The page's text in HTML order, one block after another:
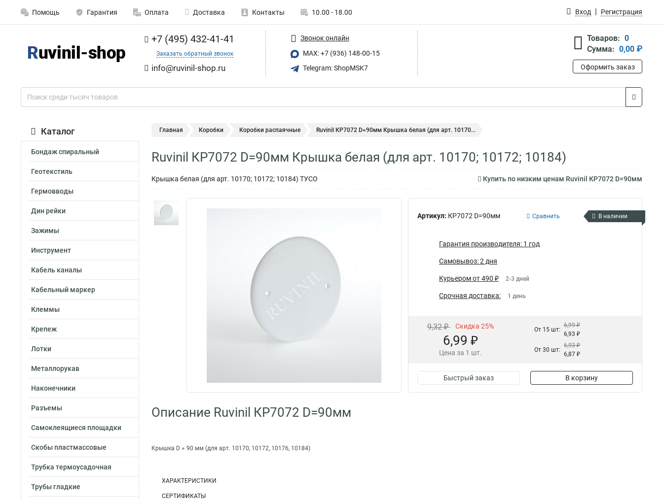
Помощь Гарантия Оплата Доставка Контакты 10.00 - 18.00 Вход Регистрация
+7 (495) 432-41-41
Заказать обратный звонок
info@ruvinil-shop.ru
Звонок онлайн
MAX: +7 (936) 148-00-15
Telegram: ShopMSK7
Товаров: 0
Сумма: 0,00 ₽
Оформить заказ
Каталог
Бондаж спиральный
Геотекстиль
Гермовводы
Дин рейки
Зажимы
Инструмент
Кабель каналы
Кабельный маркер
Клеммы
Крепеж
Лотки
Металлорукав
Наконечники
Разъемы
Самоклеящиеся площадки
Скобы пластмассовые
Трубка термоусадочная
Трубы гладкие
Главная Коробки Коробки распаячные Ruvinil КР7072 D=90мм Крышка белая (для арт. 10170...
Ruvinil КР7072 D=90мм Крышка белая (для арт. 10170; 10172; 10184)
Крышка белая (для арт. 10170; 10172; 10184) ТУСО Купить по низким ценам Ruvinil КР7072 D=90мм
Артикул: КР7072 D=90мм Сравнить В наличии
Гарантия производителя: 1 год
Самовывоз: 2 дня
Курьером от 490 ₽ 2-3 дней
Срочная доставка: 1 день
9,32 ₽ Скидка 25%
6,99 ₽
Цена за 1 шт.
От 15 шт:
6,99 ₽
6,93 ₽
От 30 шт:
6,93 ₽
6,87 ₽
Быстрый заказ В корзину
Описание Ruvinil КР7072 D=90мм
Крышка D = 90 мм (для арт. 10170, 10172, 10176, 10184)
ХАРАКТЕРИСТИКИ
СЕРТИФИКАТЫ